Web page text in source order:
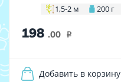
1,5-2 м 200 г
198 .00 i
Добавить в корзину